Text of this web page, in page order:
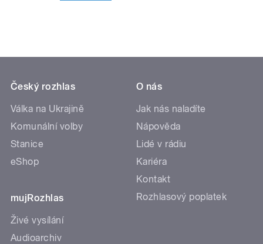
Český rozhlas
Válka na Ukrajině
Komunální volby
Stanice
eShop
mujRozhlas
Živé vysílání
Audioarchiv
O nás
Jak nás naladíte
Nápověda
Lidé v rádiu
Kariéra
Kontakt
Rozhlasový poplatek